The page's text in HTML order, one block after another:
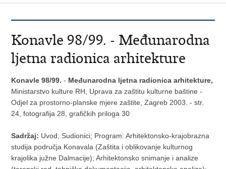
Konavle 98/99. - Međunarodna
ljetna radionica arhitekture
Konavle 98/99.- Međunarodna ljetna radionica arhitekture,
Ministarstvo kulture RH, Uprava za zaštitu kulturne baštine -
Odjel za prostorno-planske mjere zaštite, Zagreb 2003. - str.
24, fotografija 28, grafičkih priloga 30
Sadržaj: Uvod; Sudionici; Program: Arhitektonsko-krajobrazna
studija područja Konavala (Zaštita i oblikovanje kulturnog
krajolika južne Dalmacije); Arhitektonsko snimanje i analize